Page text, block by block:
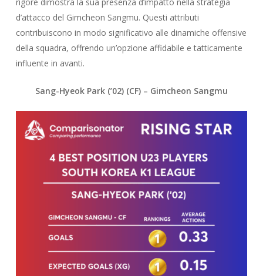
d’attacco del Gimcheon Sangmu. Questi attributi
contribuiscono in modo significativo alle dinamiche offensive
della squadra, offrendo un’opzione affidabile e tatticamente
influente in avanti.
Sang-Hyeok Park(’02) (CF) – Gimcheon Sangmu